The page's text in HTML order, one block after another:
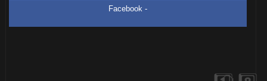
Facebook -